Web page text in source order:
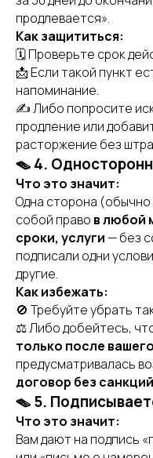
продлевается».
Как защититься:
🗓 Проверьте срок
📩 Если такой пункт
напоминание.
✍️ Либо попросите
продление или
расторжение без
🪤 4.
Что это значит:
Одна сторона
собой право в любой
сроки, услуги — без
подписали одни
другие.
Как избежать:
🚫 Требуйте убрать
⚖️ Либо добейтесь,
только после
предусматривалась
договор без санкций
🪤 5.
Что это значит:
Вам дают на подпись